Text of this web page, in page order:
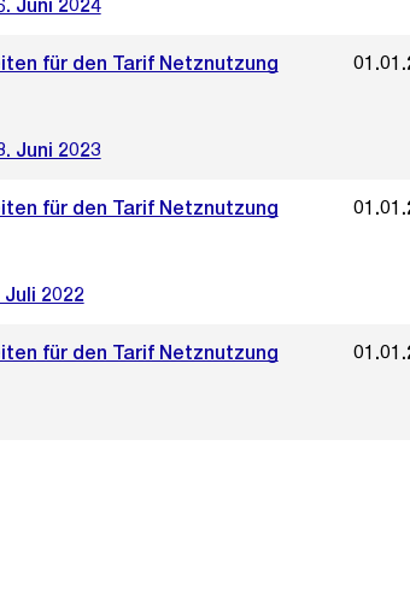
Juni 2024
für den Tarif Netznutzung
Juni 2023
für den Tarif Netznutzung
2022
für den Tarif Netznutzung